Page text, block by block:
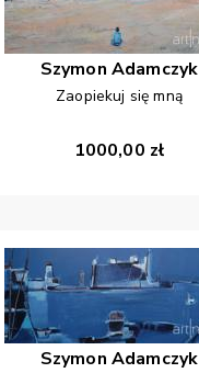
Szymon Adamczyk
Zaopiekuj się mną
1000,00 zł
Szymon Adamczyk